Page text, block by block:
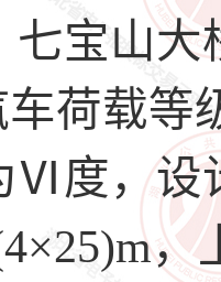
七宝山大
车荷载等
Ⅵ度，设